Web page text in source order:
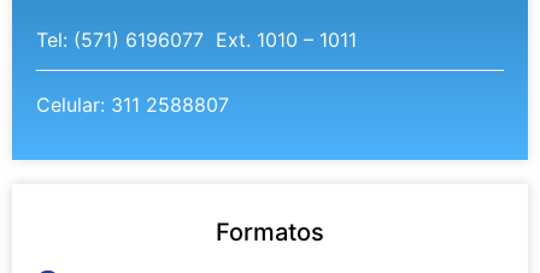
Tel: (571) 6196077 Ext. 1010 – 1011
Celular: 311 2588807
Formatos